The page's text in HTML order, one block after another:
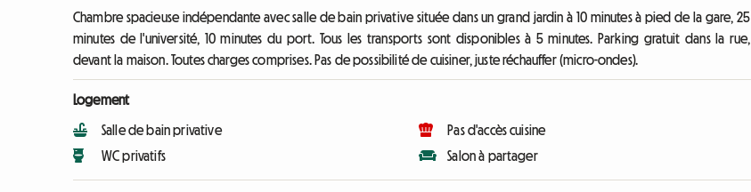
Chambre spacieuse indépendante avec salle de bain privative située dans un grand jardin à 10 minutes à pied de la gare, 25
minutes de l'université, 10 minutes du port. Tous les transports sont disponibles à 5 minutes. Parking gratuit dans la rue,
devant la maison. Toutes charges comprises. Pas de possibilité de cuisiner, juste réchauffer (micro-ondes).
Logement
Salle de bain privative
WC privatifs
Pas d'accès cuisine
Salon à partager